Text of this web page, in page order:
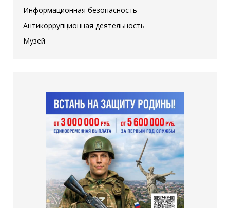
Информационная безопасность
Антикоррупционная деятельность
Музей